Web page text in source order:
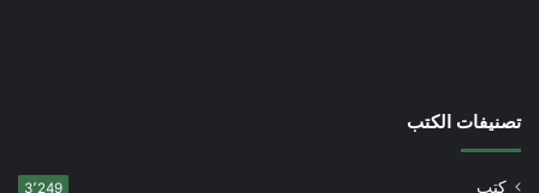
تصنيفات الكتب
كتب 3٬249